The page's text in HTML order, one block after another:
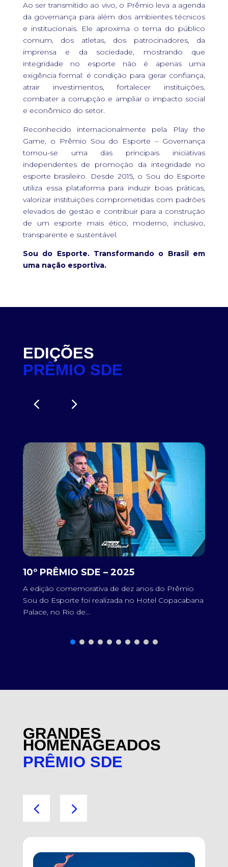
Ao ser transmitido ao vivo, o Prêmio leva a agenda
da governança para além dos ambientes técnicos
e institucionais. Ele aproxima o tema do público
comum, dos atletas, dos patrocinadores, da
imprensa e da sociedade, mostrando que
integridade no esporte não é apenas uma
exigência formal: é condição para gerar confiança,
atrair investimentos, fortalecer instituições,
combater a corrupção e ampliar o impacto social
e econômico do setor.
Reconhecido internacionalmente pela Play the
Game, o Prêmio Sou do Esporte – Governança
tornou-se uma das principais iniciativas
independentes de promoção da integridade no
esporte brasileiro. Desde 2015, o Sou do Esporte
utiliza essa plataforma para induzir boas práticas,
valorizar instituições comprometidas com padrões
elevados de gestão e contribuir para a construção
de um esporte mais ético, moderno, inclusivo,
transparente e sustentável.
Sou do Esporte. Transformando o Brasil em
uma nação esportiva.
EDIÇÕES
PRÊMIO SDE
10º PRÊMIO SDE – 2025
A edição comemorativa de dez anos do Prêmio
Sou do Esporte foi realizada no Hotel Copacabana
Palace, no Rio de...
GRANDES
HOMENAGEADOS
PRÊMIO SDE